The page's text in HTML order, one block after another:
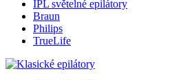
IPL světelné epilátory
Braun
Philips
TrueLife